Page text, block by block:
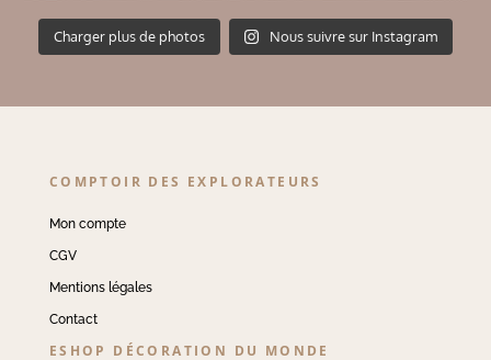
Charger plus de photos Nous suivre sur Instagram
COMPTOIR DES EXPLORATEURS
Mon compte
CGV
Mentions légales
Contact
ESHOP DÉCORATION DU MONDE